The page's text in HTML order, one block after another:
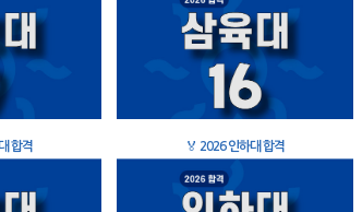
합격 🏅 2026 인하대 합격